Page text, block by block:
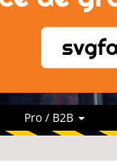
Pro / B2B